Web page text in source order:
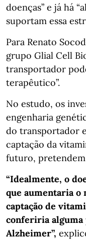
doenças” e já há
suportam essa
Para Renato
grupo Glial Cell
transportador
terapêutico”.
No estudo, os
engenharia
do transportador
captação da
futuro, pretendem
“Idealmente, o
que aumentaria
captação de
conferiria alguma
Alzheimer”,